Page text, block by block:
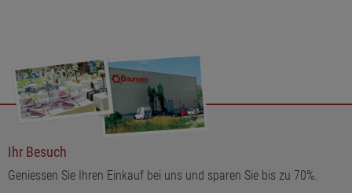
Ihr Besuch
Geniessen Sie Ihren Einkauf bei uns und sparen Sie bis zu 70%.